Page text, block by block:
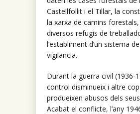
Castellfollit i el Tillar, la
la xarxa de camins forestals,
diversos refugis de
l’establiment d’un sistema
vigilancia.
Durant la guerra civil (1936-
control disminueix i altre
produeixen abusos dels
Acabat el conflicte, l’any